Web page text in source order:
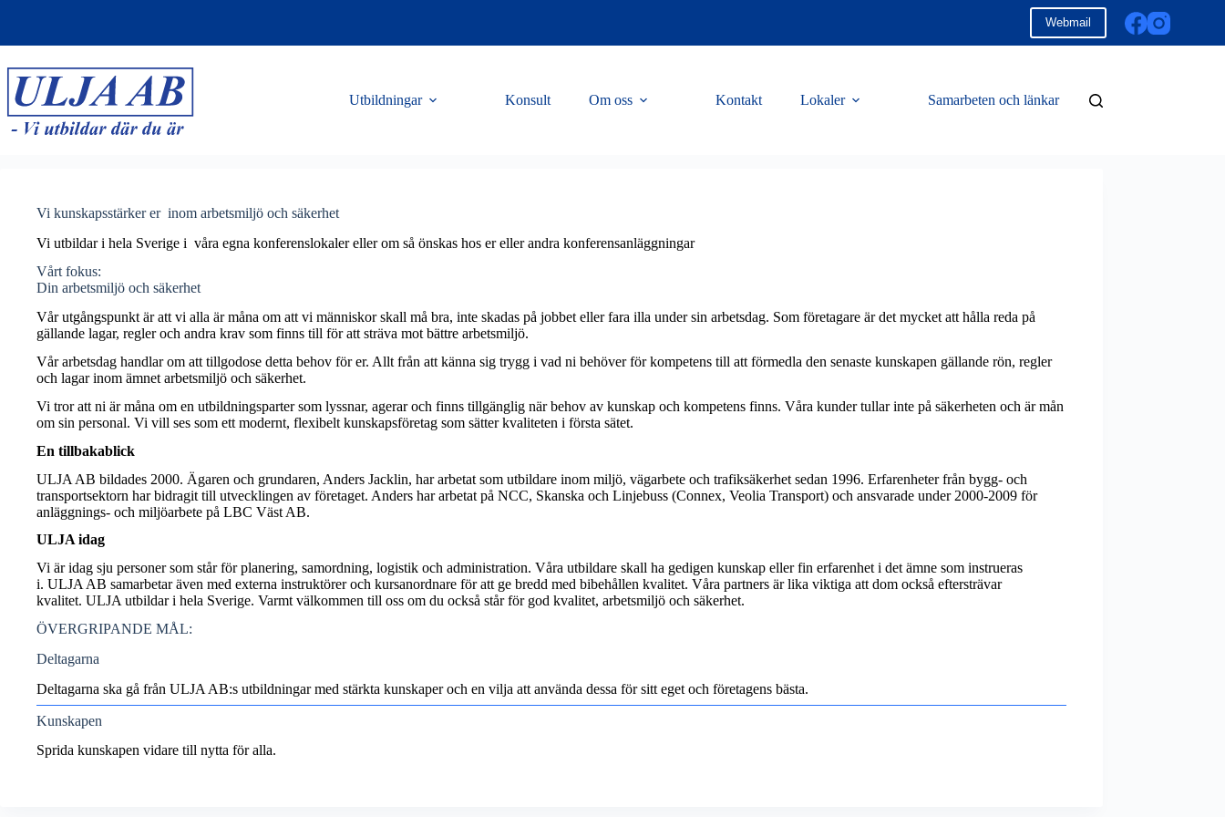
Webmail
Utbildningar Konsult Om oss Kontakt Lokaler Samarbeten och länkar
Vi kunskapsstärker er inom arbetsmiljö och säkerhet
Vi utbildar i hela Sverige i våra egna konferenslokaler eller om så önskas hos er eller andra konferensanläggningar
Vårt fokus:
Din arbetsmiljö och säkerhet
Vår utgångspunkt är att vi alla är måna om att vi människor skall må bra, inte skadas på jobbet eller fara illa under sin arbetsdag. Som företagare är det mycket att hålla reda på
gällande lagar, regler och andra krav som finns till för att sträva mot bättre arbetsmiljö.
Vår arbetsdag handlar om att tillgodose detta behov för er. Allt från att känna sig trygg i vad ni behöver för kompetens till att förmedla den senaste kunskapen gällande rön, regler
och lagar inom ämnet arbetsmiljö och säkerhet.
Vi tror att ni är måna om en utbildningsparter som lyssnar, agerar och finns tillgänglig när behov av kunskap och kompetens finns. Våra kunder tullar inte på säkerheten och är mån
om sin personal. Vi vill ses som ett modernt, flexibelt kunskapsföretag som sätter kvaliteten i första sätet.
En tillbakablick
ULJA AB bildades 2000. Ägaren och grundaren, Anders Jacklin, har arbetat som utbildare inom miljö, vägarbete och trafiksäkerhet sedan 1996. Erfarenheter från bygg- och
transportsektorn har bidragit till utvecklingen av företaget. Anders har arbetat på NCC, Skanska och Linjebuss (Connex, Veolia Transport) och ansvarade under 2000-2009 för
anläggnings- och miljöarbete på LBC Väst AB.
ULJA idag
Vi är idag sju personer som står för planering, samordning, logistik och administration. Våra utbildare skall ha gedigen kunskap eller fin erfarenhet i det ämne som instrueras
i. ULJA AB samarbetar även med externa instruktörer och kursanordnare för att ge bredd med bibehållen kvalitet. Våra partners är lika viktiga att dom också eftersträvar
kvalitet. ULJA utbildar i hela Sverige. Varmt välkommen till oss om du också står för god kvalitet, arbetsmiljö och säkerhet.
ÖVERGRIPANDE MÅL:
Deltagarna
Deltagarna ska gå från ULJA AB:s utbildningar med stärkta kunskaper och en vilja att använda dessa för sitt eget och företagens bästa.
Kunskapen
Sprida kunskapen vidare till nytta för alla.